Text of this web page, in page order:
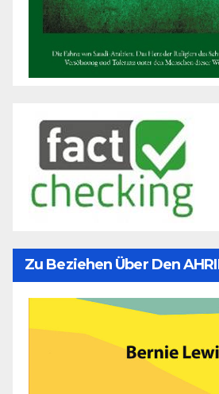
Zu Beziehen Über Den